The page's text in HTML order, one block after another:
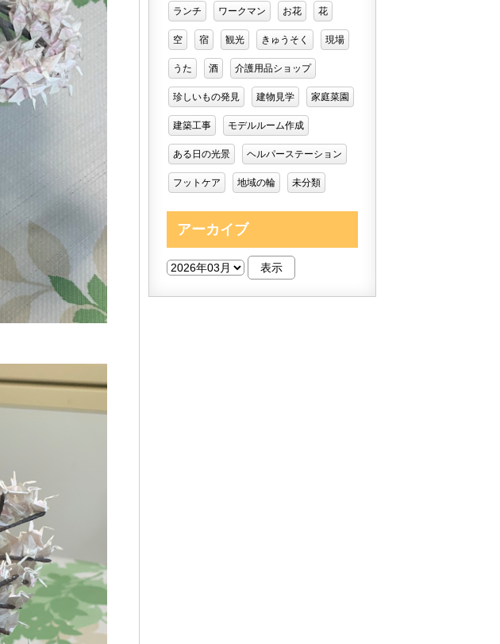
ランチ ワークマン お花 花
空 宿 観光 きゅうそく 現場
うた 酒 介護用品ショップ
珍しいもの発見 建物見学 家庭菜園
建築工事 モデルルーム作成
ある日の光景 ヘルパーステーション
フットケア 地域の輪 未分類
アーカイブ